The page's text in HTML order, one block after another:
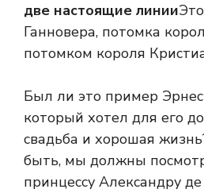
две настоящие линии
Ганновера, потомка
потомком короля
Был ли это пример
который хотел для его
свадьба и хорошая
быть, мы должны
принцессу Александру